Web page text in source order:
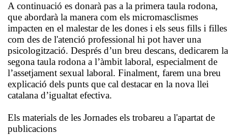
A continuació es donarà pas a la primera taula rodona,
que abordarà la manera com els micromasclismes
impacten en el malestar de les dones i els seus fills i
com des de l'atenció professional hi pot haver una
psicologització. Després d’un breu descans, dedicarem la
segona taula rodona a l’àmbit laboral, especialment de
l’assetjament sexual laboral. Finalment, farem una breu
explicació dels punts que cal destacar en la nova llei
catalana d’igualtat efectiva.
Els materials de les Jornades els trobareu a l'apartat de
publicacions